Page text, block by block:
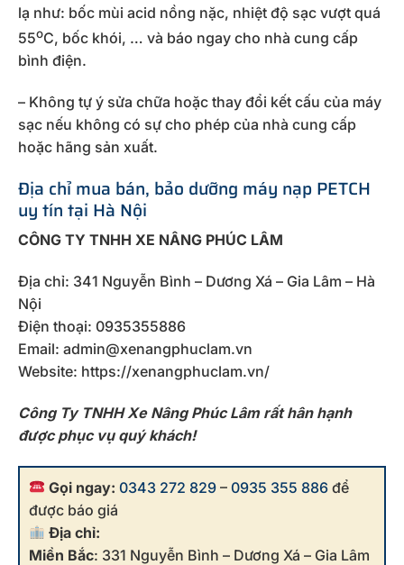
lạ như: bốc mùi acid nồng nặc, nhiệt độ sạc vượt quá
55oC, bốc khói, … và báo ngay cho nhà cung cấp
bình điện.
– Không tự ý sửa chữa hoặc thay đổi kết cấu của máy
sạc nếu không có sự cho phép của nhà cung cấp
hoặc hãng sản xuất.
Địa chỉ mua bán, bảo dưỡng máy nạp PETCH
uy tín tại Hà Nội
CÔNG TY TNHH XE NÂNG PHÚC LÂM
Địa chỉ: 341 Nguyễn Bình – Dương Xá – Gia Lâm – Hà
Nội
Điện thoại: 0935355886
Email: admin@xenangphuclam.vn
Website: https://xenangphuclam.vn/
Công Ty TNHH Xe Nâng Phúc Lâm rất hân hạnh
được phục vụ quý khách!
Gọi ngay: 0343 272 829 –0935 355 886 để
được báo giá
Địa chỉ:
Miền Bắc: 331 Nguyễn Bình – Dương Xá – Gia Lâm